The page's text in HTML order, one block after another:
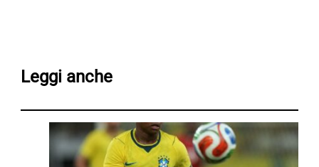
Leggi anche